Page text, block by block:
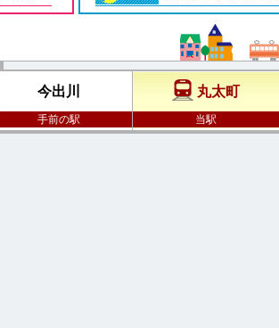
今出川
手前の駅
丸太町
当駅